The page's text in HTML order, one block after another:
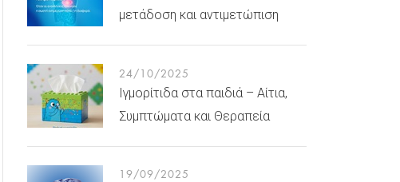
μετάδοση και αντιμετώπιση
24/10/2025
Ιγμορίτιδα στα παιδιά – Αίτια,
Συμπτώματα και Θεραπεία
19/09/2025